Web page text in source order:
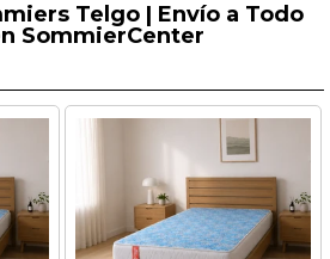
Telgo | Envío a Todo
SommierCenter